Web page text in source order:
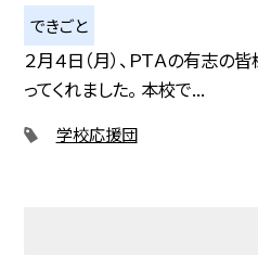
できごと
２月４日（月）、ＰＴＡの有志
ってくれました。 本校で...
学校応援団